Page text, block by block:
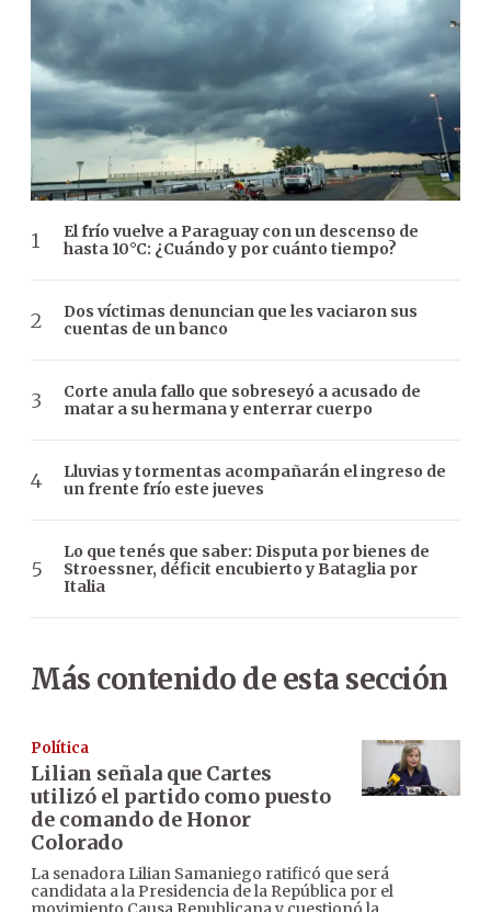
El frío vuelve a Paraguay con un descenso de
hasta 10°C: ¿Cuándo y por cuánto tiempo?
Dos víctimas denuncian que les vaciaron sus
cuentas de un banco
Corte anula fallo que sobreseyó a acusado de
matar a su hermana y enterrar cuerpo
Lluvias y tormentas acompañarán el ingreso de
un frente frío este jueves
Lo que tenés que saber: Disputa por bienes de
Stroessner, déficit encubierto y Bataglia por
Italia
Más contenido de esta sección
Política
Lilian señala que Cartes
utilizó el partido como puesto
de comando de Honor
Colorado
La senadora Lilian Samaniego ratificó que será
candidata a la Presidencia de la República por el